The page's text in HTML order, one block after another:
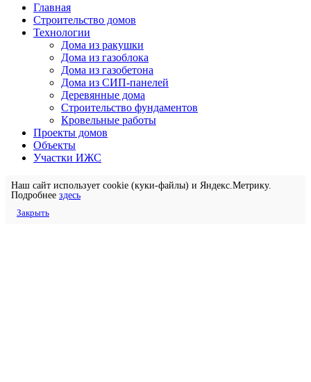
Главная
Строительство домов
Технологии
Дома из ракушки
Дома из газоблока
Дома из газобетона
Дома из СИП-панелей
Деревянные дома
Строительство фундаментов
Кровельные работы
Проекты домов
Объекты
Участки ИЖС
Наш сайт использует cookie (куки-файлы) и Яндекс.Метрику.
Подробнее здесь
Закрыть